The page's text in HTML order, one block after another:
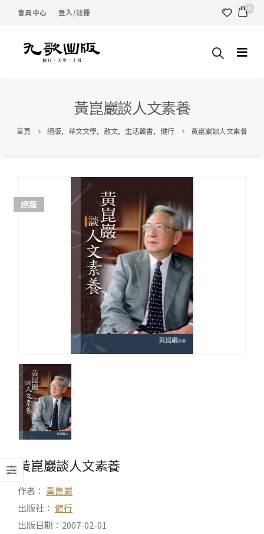
會員中心 登入/註冊 0
黃崑巖談人文素養
首頁 絕版, 華文文學, 散文, 生活叢書, 健行 黃崑巖談人文素養
絕版
黃崑巖談人文素養
作者： 黃崑巖
出版社： 健行
出版日期：2007-02-01